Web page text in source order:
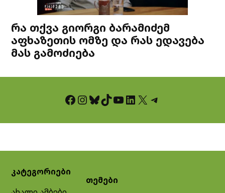
რა თქვა გიორგი ბარამიძემ
აფხაზეთის ომზე და რას ედავება
მას გამოძიება
Facebook InstagramBluesky TikTok YouTube LinkedIn X Telegram
კატეგორიები
თემები